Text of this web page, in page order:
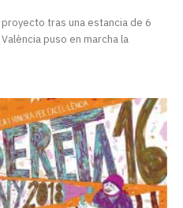
tras una estancia de 6
puso en marcha la